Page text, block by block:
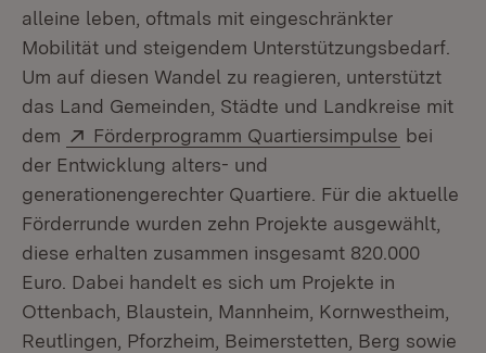
alleine leben, oftmals mit eingeschränkter
Mobilität und steigendem Unterstützungsbedarf.
Um auf diesen Wandel zu reagieren, unterstützt
das Land Gemeinden, Städte und Landkreise mit
dem
Extern:
Förderprogramm Quartiersimpulse (Öffnet
bei
der Entwicklung alters- und
generationengerechter Quartiere. Für die aktuelle
Förderrunde wurden zehn Projekte ausgewählt,
diese erhalten zusammen insgesamt 820.000
Euro. Dabei handelt es sich um Projekte in
Ottenbach, Blaustein, Mannheim, Kornwestheim,
Reutlingen, Pforzheim, Beimerstetten, Berg sowie